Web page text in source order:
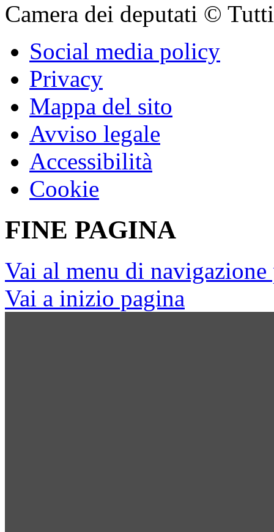
Camera dei deputati ©
Social media policy
Privacy
Mappa del sito
Avviso legale
Accessibilità
Cookie
FINE PAGINA
Vai al menu di
Vai a inizio pagina